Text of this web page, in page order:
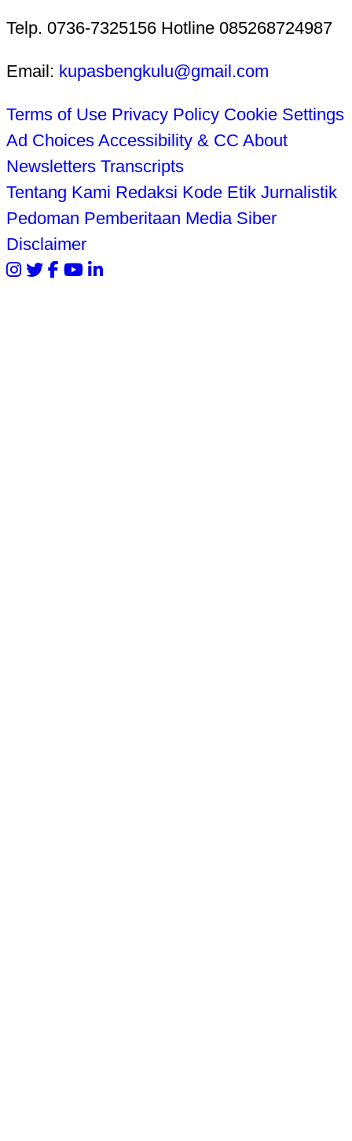
Telp. 0736-7325156 Hotline 085268724987
Email: kupasbengkulu@gmail.com
Terms of Use Privacy Policy Cookie Settings
Ad Choices Accessibility & CC About
Newsletters Transcripts
Tentang Kami Redaksi Kode Etik Jurnalistik
Pedoman Pemberitaan Media Siber
Disclaimer